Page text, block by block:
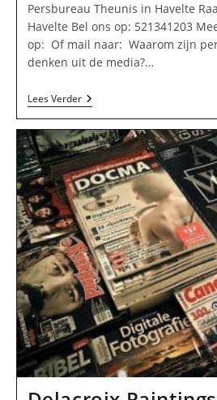
Persbureau Theunis in Havelte
Havelte Bel ons op: 521341203
op: Of mail naar: Waarom zijn
denken uit de media?…
Lees VerderPersbureau
Theunis
Havelte